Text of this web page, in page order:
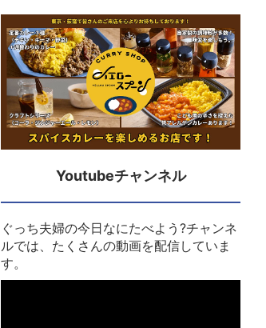
Youtubeチャンネル
ぐっち夫婦の今日なにたべよう?チャンネ
ルでは、たくさんの動画を配信していま
す。